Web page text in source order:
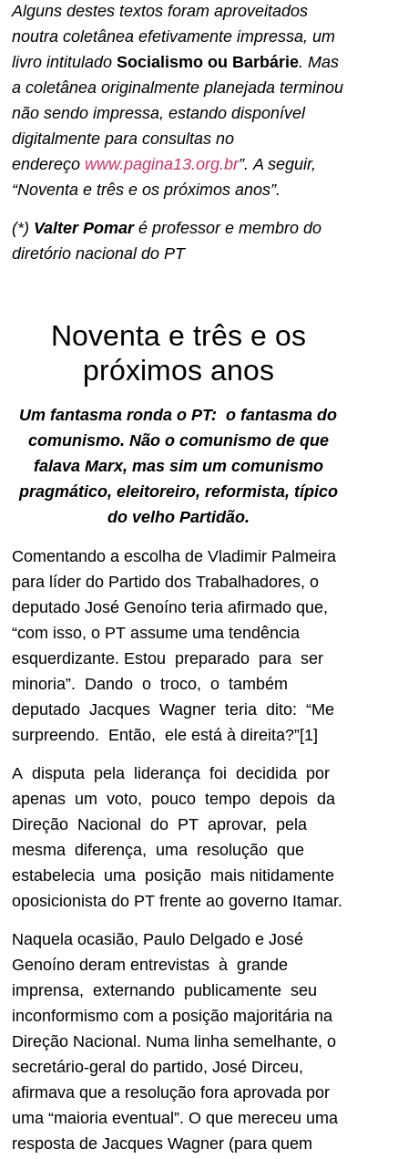
Alguns destes textos foram aproveitados
noutra coletânea efetivamente impressa, um
livro intitulado Socialismo ou Barbárie. Mas
a coletânea originalmente planejada terminou
não sendo impressa, estando disponível
digitalmente para consultas no
endereço www.pagina13.org.br”. A seguir,
“Noventa e três e os próximos anos”.
(*) Valter Pomaré professor e membro do
diretório nacional do PT
Noventa e três e os
próximos anos
Um fantasma ronda o PT: o fantasma do
comunismo. Não o comunismo de que
falava Marx, mas sim um comunismo
pragmático, eleitoreiro, reformista, típico
do velho Partidão.
Comentando a escolha de Vladimir Palmeira
para líder do Partido dos Trabalhadores, o
deputado José Genoíno teria afirmado que,
“com isso, o PT assume uma tendência
esquerdizante. Estou preparado para ser
minoria”. Dando o troco, o também
deputado Jacques Wagner teria dito: “Me
surpreendo. Então, ele está à direita?”[1]
A disputa pela liderança foi decidida por
apenas um voto, pouco tempo depois da
Direção Nacional do PT aprovar, pela
mesma diferença, uma resolução que
estabelecia uma posição mais nitidamente
oposicionista do PT frente ao governo Itamar.
Naquela ocasião, Paulo Delgado e José
Genoíno deram entrevistas à grande
imprensa, externando publicamente seu
inconformismo com a posição majoritária na
Direção Nacional. Numa linha semelhante, o
secretário-geral do partido, José Dirceu,
afirmava que a resolução fora aprovada por
uma “maioria eventual”. O que mereceu uma
resposta de Jacques Wagner (para quem